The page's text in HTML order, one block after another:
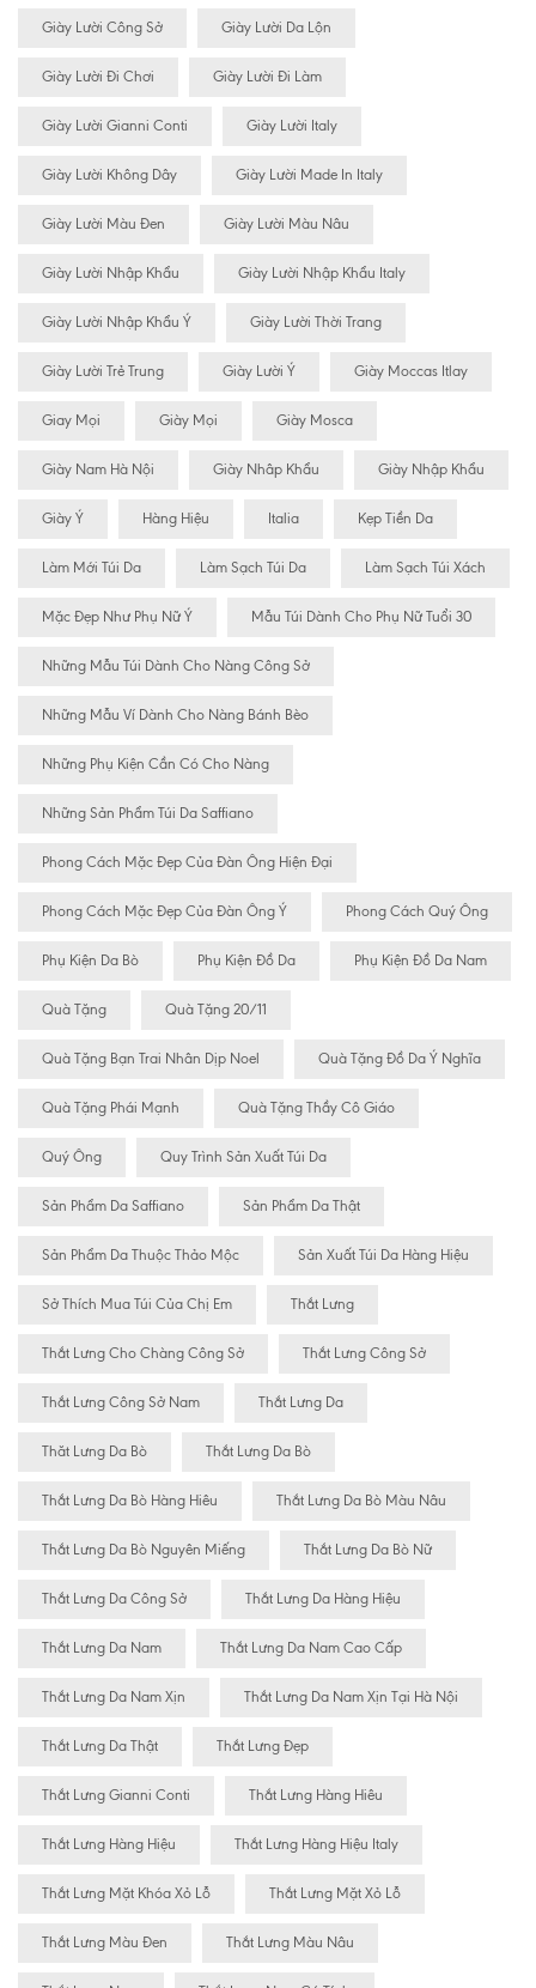
Giày Lười Công Sở Giày Lười Da Lộn
Giày Lười Đi Chơi Giày Lười Đi Làm
Giày Lười Gianni Conti Giày Lười Italy
Giày Lười Không Dây Giày Lười Made In Italy
Giày Lười Màu Đen Giày Lười Màu Nâu
Giày Lười Nhập Khẩu Giày Lười Nhập Khẩu Italy
Giày Lười Nhập Khẩu Ý Giày Lười Thời Trang
Giày Lười Trẻ Trung Giày Lười Ý Giày Moccas Itlay
Giay Mọi Giày Mọi Giày Mosca
Giày Nam Hà Nội Giày Nhâp Khẩu Giày Nhập Khẩu
Giày Ý Hàng Hiệu Italia Kẹp Tiền Da
Làm Mới Túi Da Làm Sạch Túi Da Làm Sạch Túi Xách
Mặc Đẹp Như Phụ Nữ Ý Mẫu Túi Dành Cho Phụ Nữ Tuổi 30
Những Mẫu Túi Dành Cho Nàng Công Sở
Những Mẫu Ví Dành Cho Nàng Bánh Bèo
Những Phụ Kiện Cần Có Cho Nàng
Những Sản Phẩm Túi Da Saffiano
Phong Cách Mặc Đẹp Của Đàn Ông Hiện Đại
Phong Cách Mặc Đẹp Của Đàn Ông Ý Phong Cách Quý Ông
Phụ Kiện Da Bò Phụ Kiện Đồ Da Phụ Kiện Đồ Da Nam
Quà Tặng Quà Tặng 20/11
Quà Tặng Bạn Trai Nhân Dịp Noel Quà Tặng Đồ Da Ý Nghĩa
Quà Tặng Phái Mạnh Quà Tặng Thầy Cô Giáo
Quý Ông Quy Trình Sản Xuất Túi Da
Sản Phẩm Da Saffiano Sản Phẩm Da Thật
Sản Phẩm Da Thuộc Thảo Mộc Sản Xuất Túi Da Hàng Hiệu
Sở Thích Mua Túi Của Chị Em Thắt Lưng
Thắt Lưng Cho Chàng Công Sở Thắt Lưng Công Sở
Thắt Lưng Công Sở Nam Thắt Lưng Da
Thăt Lưng Da Bò Thắt Lưng Da Bò
Thắt Lưng Da Bò Hàng Hiêu Thắt Lưng Da Bò Màu Nâu
Thắt Lưng Da Bò Nguyên Miếng Thắt Lưng Da Bò Nữ
Thắt Lưng Da Công Sở Thắt Lưng Da Hàng Hiệu
Thắt Lưng Da Nam Thắt Lưng Da Nam Cao Cấp
Thắt Lưng Da Nam Xịn Thắt Lưng Da Nam Xịn Tại Hà Nội
Thắt Lưng Da Thật Thắt Lưng Đẹp
Thắt Lưng Gianni Conti Thắt Lưng Hàng Hiêu
Thắt Lưng Hàng Hiệu Thắt Lưng Hàng Hiệu Italy
Thắt Lưng Mặt Khóa Xỏ Lỗ Thắt Lưng Mặt Xỏ Lỗ
Thắt Lưng Màu Đen Thắt Lưng Màu Nâu